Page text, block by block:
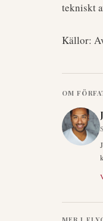
tekniskt
Källor:
OM